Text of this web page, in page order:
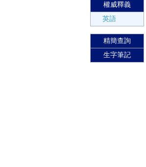
權威釋義
英語
精簡查詢
生字筆記